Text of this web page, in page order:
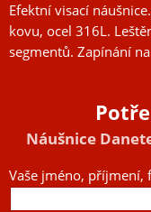
Efektní visací
kovu, ocel 316L.
segmentů. Zapínání
Náušnice
Vaše jméno, příjmení,